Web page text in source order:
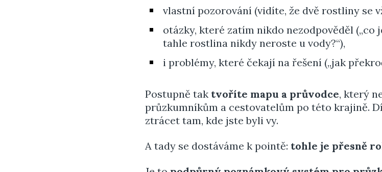
vlastní pozorování (vidíte, že dvě rostliny se
otázky, které zatím nikdo nezodpověděl („co
tahle rostlina nikdy neroste u vody?“),
i problémy, které čekají na řešení („jak
Postupně tak tvoříte mapu a průvodce, který
průzkumníkům a cestovatelům po této krajině.
ztrácet tam, kde jste byli vy.
A tady se dostáváme k pointě: tohle je přesně